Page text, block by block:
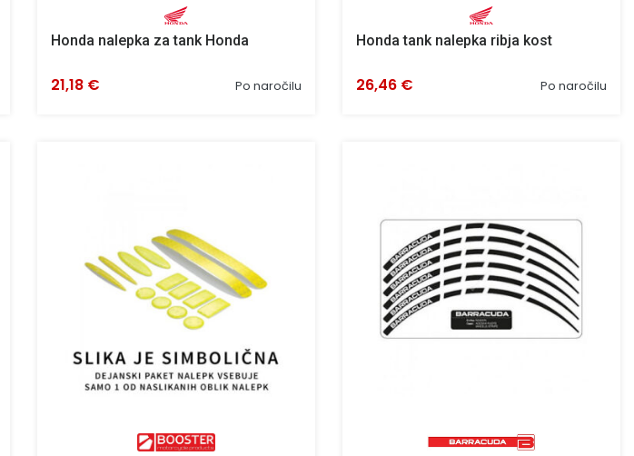
Honda nalepka za tank Honda
Po naročilu
21,18 €
Honda tank nalepka ribja kost
Po naročilu
26,46 €